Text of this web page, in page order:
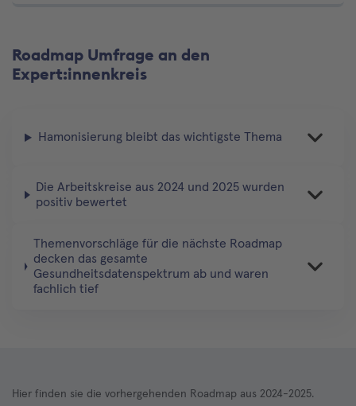
Roadmap Umfrage an den
Expert:innenkreis
Hamonisierung bleibt das wichtigste Thema
Die Arbeitskreise aus 2024 und 2025 wurden
positiv bewertet
Themenvorschläge für die nächste Roadmap
decken das gesamte
Gesundheitsdatenspektrum ab und waren
fachlich tief
Hier finden sie die vorhergehenden Roadmap aus 2024-2025.